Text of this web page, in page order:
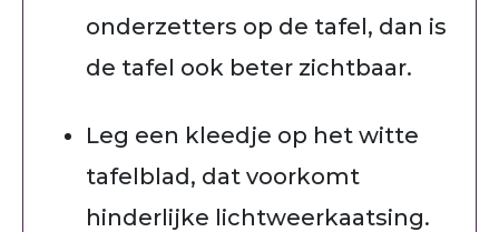
onderzetters op de tafel, dan is
de tafel ook beter zichtbaar.
Leg een kleedje op het witte
tafelblad, dat voorkomt
hinderlijke lichtweerkaatsing.